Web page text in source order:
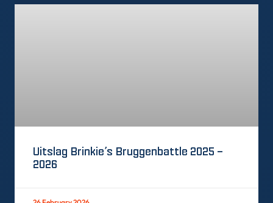
Uitslag Brinkie’s Bruggenbattle 2025 –
2026